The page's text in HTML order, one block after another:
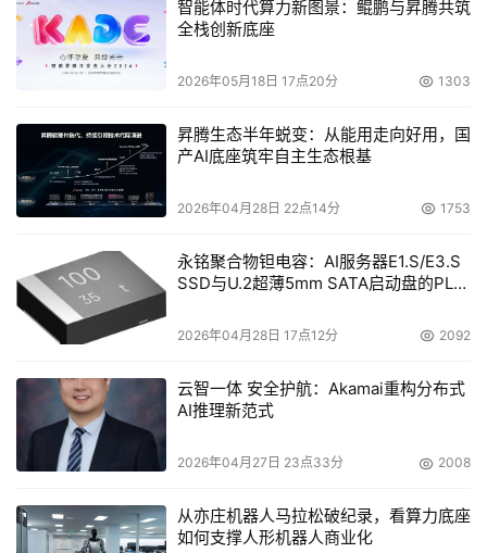
智能体时代算力新图景：鲲鹏与昇腾共筑
全栈创新底座
2026年05月18日 17点20分 1303
昇腾生态半年蜕变：从能用走向好用，国
产AI底座筑牢自主生态根基
2026年04月28日 22点14分 1753
永铭聚合物钽电容：AI服务器E1.S/E3.S
SSD与U.2超薄5mm SATA启动盘的PLP
2026年04月28日 17点12分 2092
云智一体 安全护航：Akamai重构分布式
AI推理新范式
2026年04月27日 23点33分 2008
从亦庄机器人马拉松破纪录，看算力底座
如何支撑人形机器人商业化